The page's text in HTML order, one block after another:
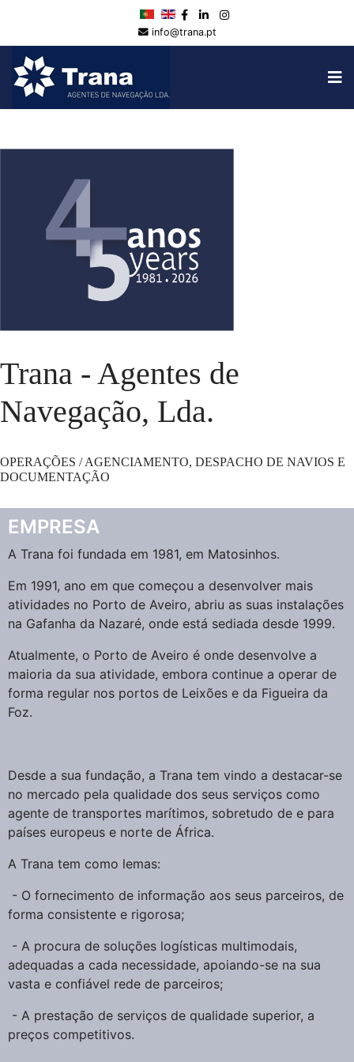
info@trana.pt
Trana - Agentes de
Navegação, Lda.
OPERAÇÕES / AGENCIAMENTO, DESPACHO DE NAVIOS E
DOCUMENTAÇÃO
EMPRESA
A Trana foi fundada em 1981, em Matosinhos.
Em 1991, ano em que começou a desenvolver mais
atividades no Porto de Aveiro, abriu as suas instalações
na Gafanha da Nazaré, onde está sediada desde 1999.
Atualmente, o Porto de Aveiro é onde desenvolve a
maioria da sua atividade, embora continue a operar de
forma regular nos portos de Leixões e da Figueira da
Foz.
Desde a sua fundação, a Trana tem vindo a destacar-se
no mercado pela qualidade dos seus serviços como
agente de transportes marítimos, sobretudo de e para
países europeus e norte de África.
A Trana tem como lemas:
- O fornecimento de informação aos seus parceiros, de
forma consistente e rigorosa;
- A procura de soluções logísticas multimodais,
adequadas a cada necessidade, apoiando-se na sua
vasta e confiável rede de parceiros;
- A prestação de serviços de qualidade superior, a
preços competitivos.